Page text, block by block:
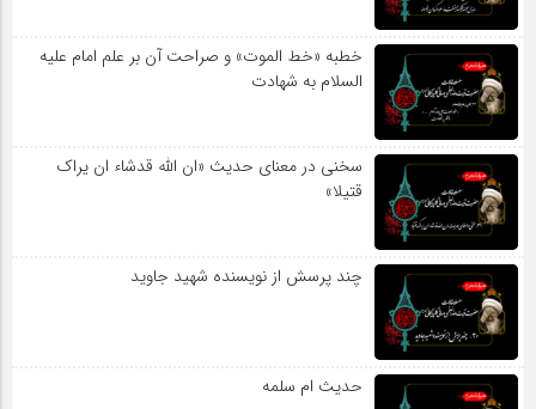
خطبه «خط الموت» و صراحت آن بر علم امام علیه
السلام به شهادت
سخنی در معنای حدیث «ان الله قدشاء ان یراک
قتیلا»
چند پرسش از نویسنده شهید جاوید
حدیث ام سلمه